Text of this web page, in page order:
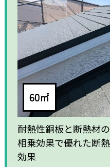
60㎡
耐熱性銅板と断熱材の
相乗効果で優れた断熱
効果